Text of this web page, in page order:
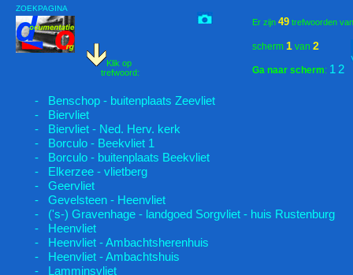
Klik op
trefwoord:
ZOEKPAGINA
- Benschop - buitenplaats Zeevliet
- Biervliet
- Biervliet - Ned. Herv. kerk
- Borculo - Beekvliet 1
- Borculo - buitenplaats Beekvliet
- Elkerzee - vlietberg
- Geervliet
- Gevelsteen - Heenvliet
- ('s-) Gravenhage - landgoed Sorgvliet - huis Rustenburg
- Heenvliet
- Heenvliet - Ambachtsherenhuis
- Heenvliet - Ambachtshuis
- Lamminsvliet
Er zijn 49 trefwoorden
scherm 1 van 2
Ga naar scherm: 1 2